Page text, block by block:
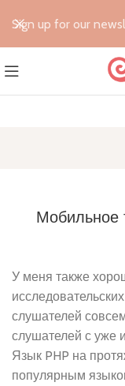
Мобильное
У меня также
слушателей
слушателей с уже
Язык PHP на
популярным
Sign up for our